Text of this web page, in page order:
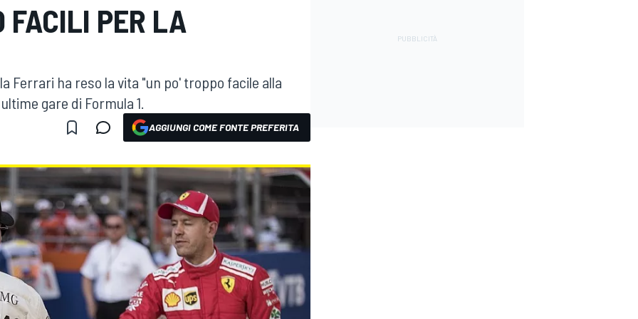
FACILI PER LA
Ferrari ha reso la vita "un po' troppo facile alla
gare di Formula 1.
AGGIUNGI COME FONTE PREFERITA